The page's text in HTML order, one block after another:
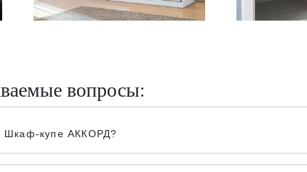
вопросы:
Шкаф-купе АККОРД?